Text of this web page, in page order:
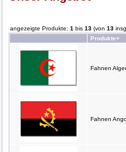
angezeigte Produkte: 1 bis 13 (von 13
Produkte+
Fahnen
Fahnen